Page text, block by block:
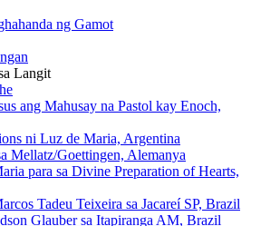
ng Gamot
Langit
ang Mahusay na Pastol kay Enoch,
ni Luz de Maria, Argentina
Mellatz/Goettingen, Alemanya
para sa Divine Preparation of Hearts,
Tadeu Teixeira sa Jacareí SP, Brazil
Glauber sa Itapiranga AM, Brazil